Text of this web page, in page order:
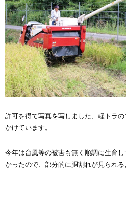
許可を得て写真を写しました、軽トラ
かけています。
今年は台風等の被害も無く順調に生育
かったので、部分的に胴割れが見られる